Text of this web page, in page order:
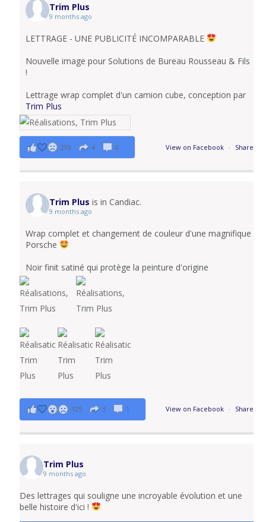
Trim Plus
9 months ago
LETTRAGE - UNE PUBLICITÉ INCOMPARABLE
Nouvelle image pour Solutions de Bureau Rousseau & Fils
!
Lettrage wrap complet d'un camion cube, conception par
Trim Plus
View on Facebook · Share
293 4 0
Trim Plus is in Candiac.
9 months ago
Wrap complet et changement de couleur d'une magnifique
Porsche
Noir finit satiné qui protège la peinture d'origine
View on Facebook · Share
125 3 1
Trim Plus
9 months ago
Des lettrages qui souligne une incroyable évolution et une
belle histoire d'ici !